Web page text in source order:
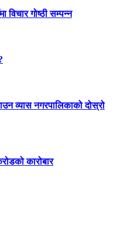
गोष्ठी सम्पन्न
व्यास नगरपालिकाको दोस्रो
कारोबार